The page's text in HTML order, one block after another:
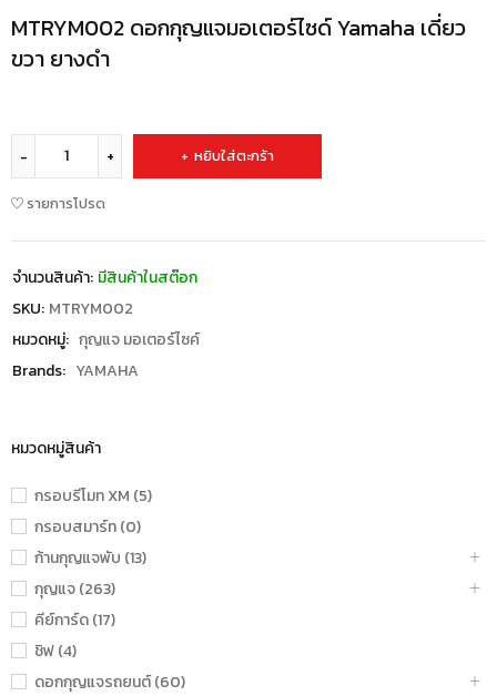
หมวดหมู่สินค้า
กรอบรีโมท XM (5)
กรอบสมาร์ท (0)
ก้านกุญแจพับ (13)
กุญแจ (263)
คีย์การ์ด (17)
ชิฟ (4)
ดอกกุญแจรถยนต์ (60)
MTRYM002 ดอกกุญแจมอเตอร์ไซด์ Yamaha เดี่ยว
ขวา ยางดำ
หยิบใส่ตะกร้า
รายการโปรด
จำนวนสินค้า: มีสินค้าในสต๊อก
SKU: MTRYM002
หมวดหมู่: กุญแจ มอเตอร์ไซค์
Brands: YAMAHA